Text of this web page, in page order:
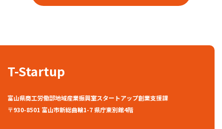
T-Startup
富山県商工労働部地域産業振興室スタートアップ創業支援課
〒930-8501 富山市新総曲輪1-7 県庁東別館4階